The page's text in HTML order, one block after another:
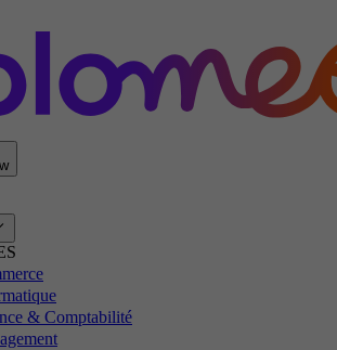
& Comptabilité